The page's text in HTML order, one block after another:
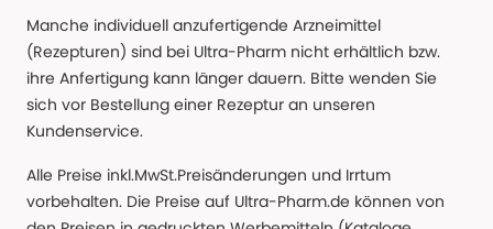
Manche individuell anzufertigende Arzneimittel
(Rezepturen) sind bei Ultra-Pharm nicht erhältlich bzw.
ihre Anfertigung kann länger dauern. Bitte wenden Sie
sich vor Bestellung einer Rezeptur an unseren
Kundenservice.
Alle Preise inkl.MwSt.Preisänderungen und Irrtum
vorbehalten. Die Preise auf Ultra-Pharm.de können von